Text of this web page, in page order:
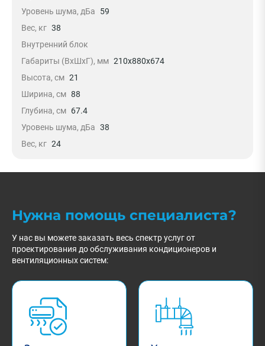
Уровень шума, дБа
59
Вес, кг 38
Внутренний блок
Габариты (ВхШхГ), мм 210x880x674
Высота, см 21
Ширина, см 88
Глубина, см 67.4
Уровень шума, дБа 38
Вес, кг 24
Нужна помощь специалиста?
У нас вы можете заказать весь спектр услуг от
проектирования до обслуживания кондиционеров и
вентиляционных систем: